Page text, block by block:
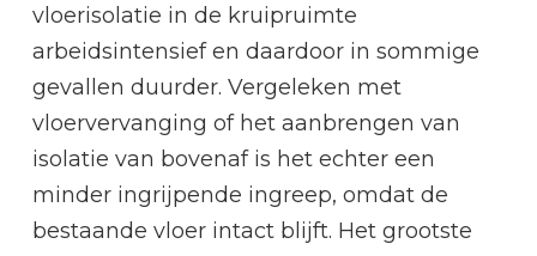
vloerisolatie in de kruipruimte
arbeidsintensief en daardoor in sommige
gevallen duurder. Vergeleken met
vloervervanging of het aanbrengen van
isolatie van bovenaf is het echter een
minder ingrijpende ingreep, omdat de
bestaande vloer intact blijft. Het grootste